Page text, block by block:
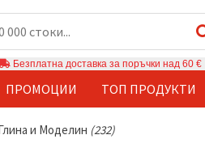
Безплатна доставка за поръчки над 60 €
ПРОМОЦИИ ТОП ПРОДУКТИ
и Моделин (232)